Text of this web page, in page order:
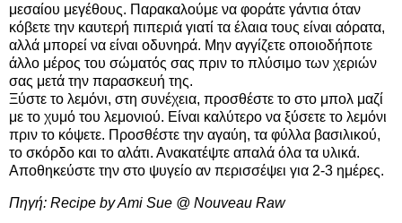
μεσαίου μεγέθους. Παρακαλούμε να φοράτε γάντια όταν
κόβετε την καυτερή πιπεριά γιατί τα έλαια τους είναι αόρατα,
αλλά μπορεί να είναι οδυνηρά. Μην αγγίζετε οποιοδήποτε
άλλο μέρος του σώματός σας πριν το πλύσιμο των χεριών
σας μετά την παρασκευή της.
Ξύστε το λεμόνι, στη συνέχεια, προσθέστε το στο μπολ μαζί
με το χυμό του λεμονιού. Είναι καλύτερο να ξύσετε το λεμόνι
πριν το κόψετε. Προσθέστε την αγαύη, τα φύλλα βασιλικού,
το σκόρδο και το αλάτι. Ανακατέψτε απαλά όλα τα υλικά.
Αποθηκεύστε την στο ψυγείο αν περισσέψει για 2-3 ημέρες.
Πηγή: Recipe by Ami Sue @ Nouveau Raw